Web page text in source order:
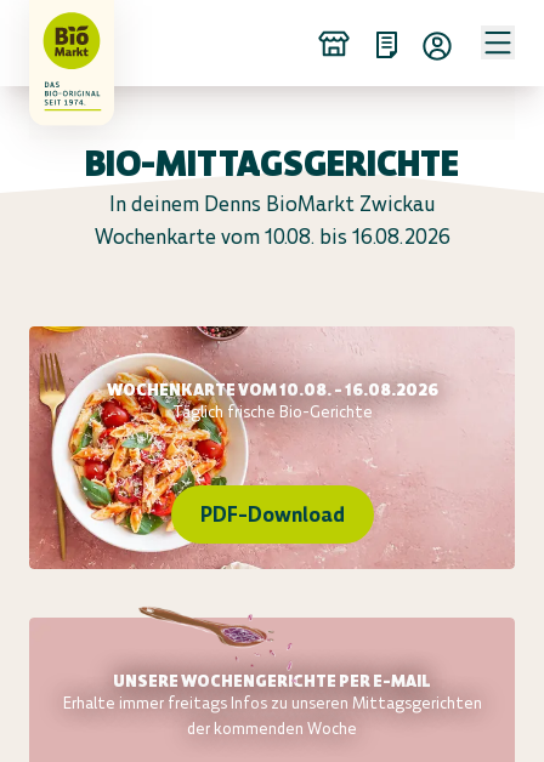
BIO-MITTAGSGERICHTE
In deinem Denns BioMarkt Zwickau
Wochenkarte vom 10.08. bis 16.08.2026
WOCHENKARTE VOM 10.08. - 16.08.2026
Täglich frische Bio-Gerichte
PDF-Download
UNSERE WOCHENGERICHTE PER E-MAIL
Erhalte immer freitags Infos zu unseren Mittagsgerichten
der kommenden Woche